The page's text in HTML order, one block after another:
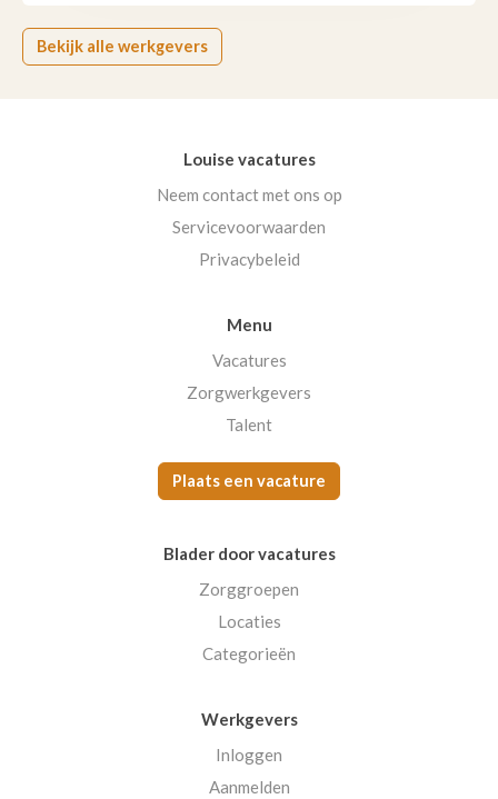
Bekijk alle werkgevers
Louise vacatures
Neem contact met ons op
Servicevoorwaarden
Privacybeleid
Menu
Vacatures
Zorgwerkgevers
Talent
Plaats een vacature
Blader door vacatures
Zorggroepen
Locaties
Categorieën
Werkgevers
Inloggen
Aanmelden